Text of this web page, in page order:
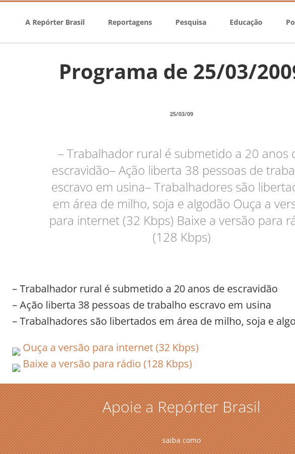
A Repórter Brasil Reportagens Pesquisa Educação
Programa de 25/03/
25/03/09
– Trabalhador rural é submetido a 20 anos
escravidão– Ação liberta 38 pessoas de
escravo em usina– Trabalhadores são
em área de milho, soja e algodão Ouça a
para internet (32 Kbps) Baixe a versão para
(128 Kbps)
– Trabalhador rural é submetido a 20 anos de escravidão
– Ação liberta 38 pessoas de trabalho escravo em usina
– Trabalhadores são libertados em área de milho, soja e
Ouça a versão para internet (32 Kbps)
Baixe a versão para rádio (128 Kbps)
Apoie a Repórter Brasil
saiba como